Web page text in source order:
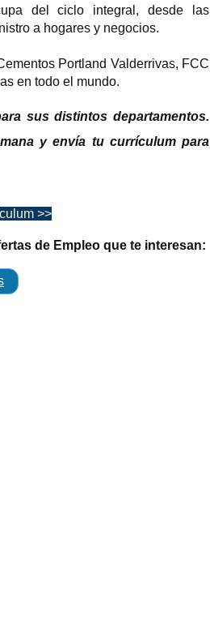
del ciclo integral, desde las
a hogares y negocios.
Portland Valderrivas, FCC
en todo el mundo.
sus distintos departamentos.
y envía tu currículum para
>>
de Empleo que te interesan: